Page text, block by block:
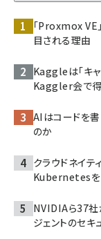
「Proxmox VE
目される理由
Kaggleは「キ
Kaggler会で得
AIはコードを書
のか
クラウドネイテ
Kubernetesを
NVIDIAら37社
ジェントのセ